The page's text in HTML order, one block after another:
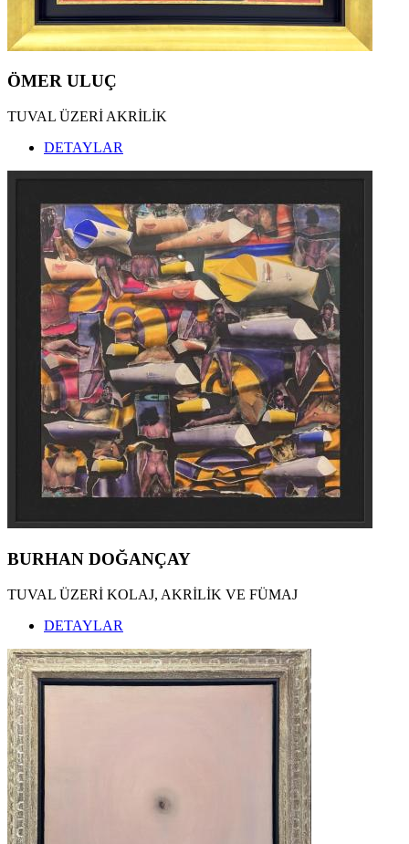
ÖMER ULUÇ
TUVAL ÜZERİ AKRİLİK
DETAYLAR
BURHAN DOĞANÇAY
TUVAL ÜZERİ KOLAJ, AKRİLİK VE FÜMAJ
DETAYLAR